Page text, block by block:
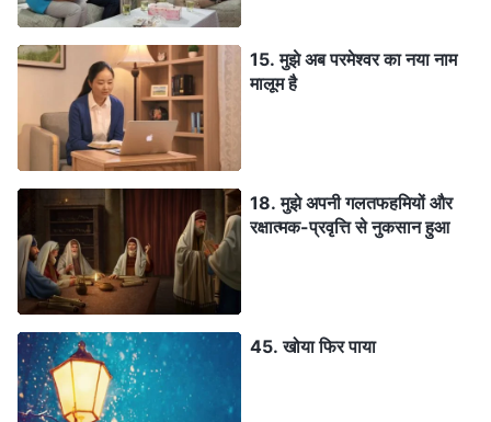
15. मुझे अब परमेश्वर का नया नाम
मालूम है
18. मुझे अपनी गलतफहमियों और
रक्षात्मक-प्रवृत्ति से नुकसान हुआ
45. खोया फिर पाया